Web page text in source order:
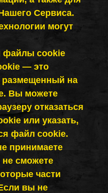
Сервиса.
могут
файлы cookie
— это
на
Вы можете
отказаться
или указать,
файл cookie.
принимаете
сможете
части
вы не